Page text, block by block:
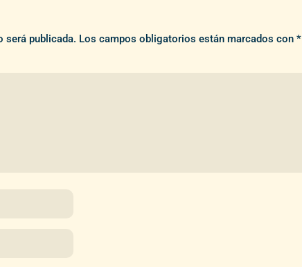
será publicada. Los campos obligatorios están marcados con*